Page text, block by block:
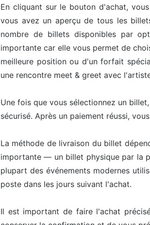
En cliquant sur le bouton d'achat,
vous avez un aperçu de tous les
nombre de billets disponibles par
importante car elle vous permet de
meilleure position ou d'un forfait
une rencontre meet & greet avec
Une fois que vous sélectionnez un
sécurisé. Après un paiement réussi,
La méthode de livraison du billet
importante — un billet physique par la
plupart des événements modernes
poste dans les jours suivant l'achat.
Il est important de faire l'achat